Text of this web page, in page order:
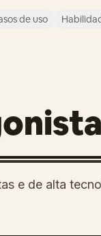
de uso
e de alta